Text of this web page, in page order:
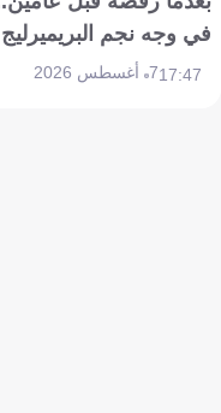
في وجه نجم البريميرليج
17:477 أغسطس 2026